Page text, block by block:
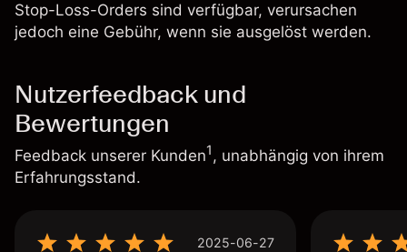
Stop-Loss-Orders sind verfügbar, verursachen
jedoch eine Gebühr, wenn sie ausgelöst werden.
Nutzerfeedback und
Bewertungen
Feedback unserer Kunden1, unabhängig von ihrem
Erfahrungsstand.
2025-06-27